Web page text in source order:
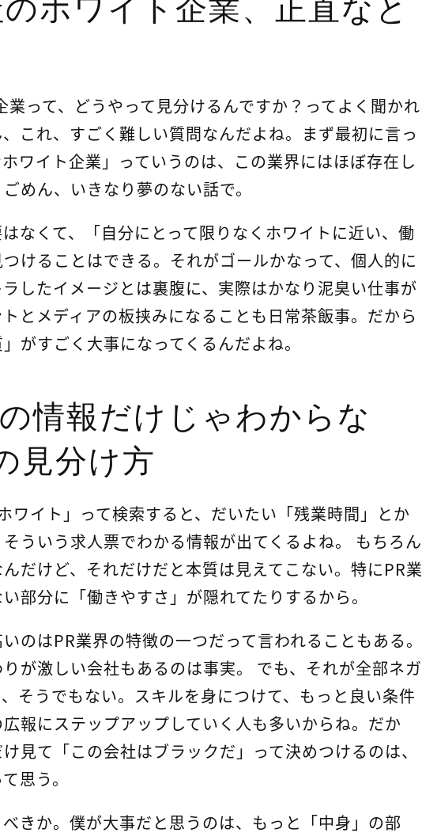
ホワイト企業、正直なと
業って、どうやって見分けるんですか？ってよく聞かれ
これ、すごく難しい質問なんだよね。まず最初に言っ
ワイト企業」っていうのは、この業界にはほぼ存在し
めん、いきなり夢のない話で。
なくて、「自分にとって限りなくホワイトに近い、働
けることはできる。それがゴールかなって、個人的に
したイメージとは裏腹に、実際はかなり泥臭い仕事が
とメディアの板挟みになることも日常茶飯事。だから
がすごく大事になってくるんだよね。
情報だけじゃわからな
見分け方
ワイト」って検索すると、だいたい「残業時間」とか
そういう求人票でわかる情報が出てくるよね。 もちろん
だけど、それだけだと本質は見えてこない。特にPR業
部分に「働きやすさ」が隠れてたりするから。
のはPR業界の特徴の一つだって言われることもある。
が激しい会社もあるのは事実。 でも、それが全部ネガ
そうでもない。スキルを身につけて、もっと良い条件
報にステップアップしていく人も多いからね。だか
見て「この会社はブラックだ」って決めつけるのは、
思う。
きか。僕が大事だと思うのは、もっと「中身」の部